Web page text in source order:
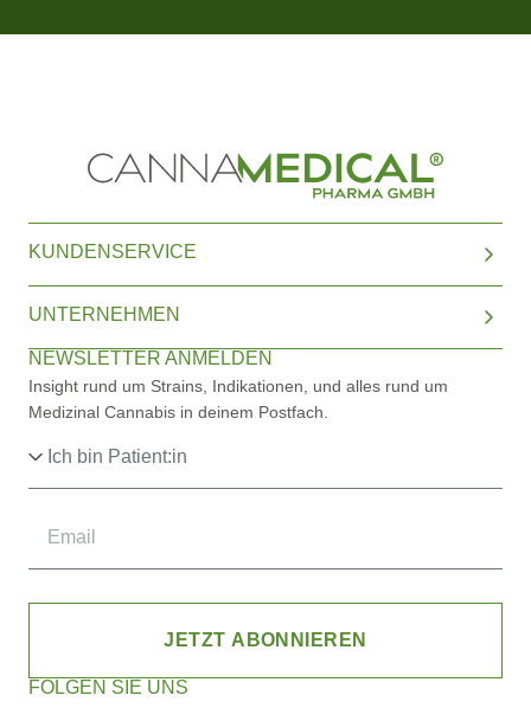
KUNDENSERVICE
UNTERNEHMEN
NEWSLETTER ANMELDEN
Insight rund um Strains, Indikationen, und alles rund um
Medizinal Cannabis in deinem Postfach.
JETZT ABONNIEREN
FOLGEN SIE UNS